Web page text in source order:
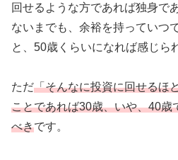
回せるような方であれば独身で
ないまでも、余裕を持っていつ
と、50歳くらいになれば感じら
ただ「そんなに投資に回せるほ
ことであれば30歳、いや、40歳
べきです。